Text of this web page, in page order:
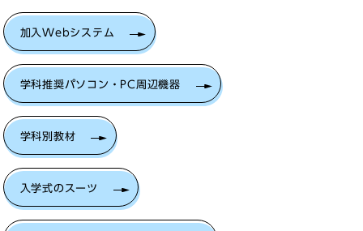
加入Webシステム
学科推奨パソコン・PC周辺機器
学科別教材
入学式のスーツ